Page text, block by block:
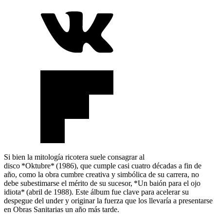
Si bien la mitología ricotera suele consagrar al
disco *Oktubre* (1986), que cumple casi cuatro décadas a fin de
año, como la obra cumbre creativa y simbólica de su carrera, no
debe subestimarse el mérito de su sucesor, *Un baión para el ojo
idiota* (abril de 1988). Este álbum fue clave para acelerar su
despegue del under y originar la fuerza que los llevaría a presentarse
en Obras Sanitarias un año más tarde.